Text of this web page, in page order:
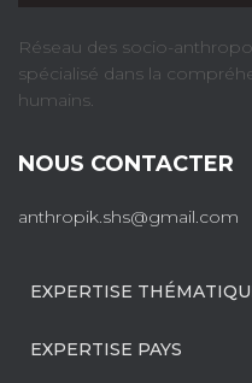
Réseau des socio-
spécialisé dans la
humains.
NOUS CONTACTER
anthropik.shs@gmail.com
EXPERTISE
EXPERTISE PAYS